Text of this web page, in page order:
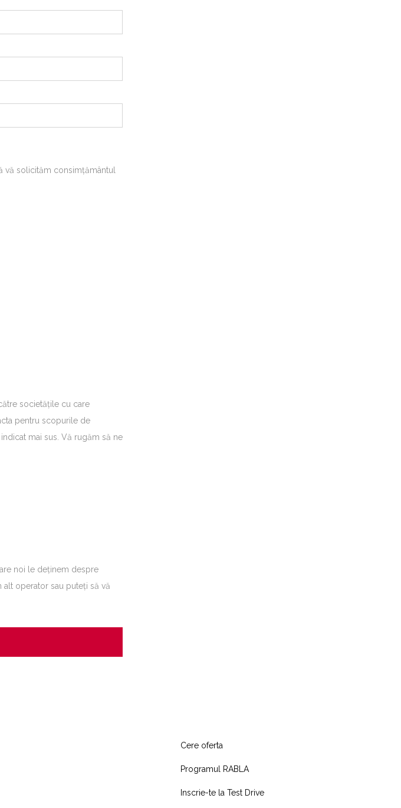
vă solicităm consimțământul
societățile cu care
pentru scopurile de
mai sus. Vă rugăm să ne
noi le deținem despre
operator sau puteți să vă
Cere oferta
Programul RABLA
Inscrie-te la Test Drive